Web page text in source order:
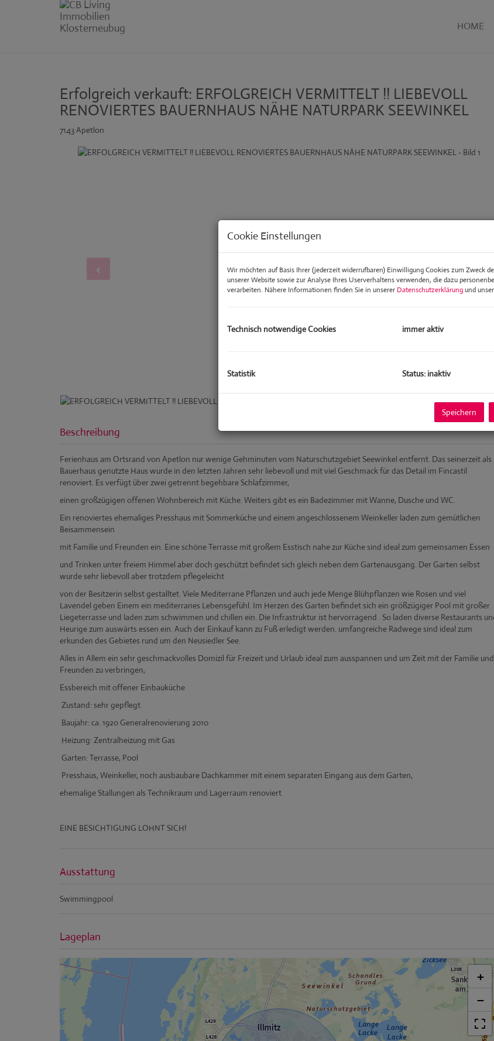
HOME
Erfolgreich verkauft: ERFOLGREICH VERMITTELT !! LIEBEVOLL
RENOVIERTES BAUERNHAUS NÄHE NATURPARK SEEWINKEL
7143 Apetlon
Beschreibung
Ferienhaus am Ortsrand von Apetlon nur wenige Gehminuten vom Naturschutzgebiet Seewinkel entfernt. Das seinerzeit als
Bauerhaus genutzte Haus wurde in den letzten Jahren sehr liebevoll und mitviel Geschmack für das Detail im Fincastil
renoviert. Es verfügt über zwei getrennt begehbare Schlafzimmer,
einen großzügigen offenen Wohnbereich mit Küche. Weiters gibt es ein Badezimmer mit Wanne, Dusche und WC.
Ein renoviertes ehemaliges Presshaus mit Sommerküche und einem angeschlossenem Weinkeller laden zum gemütlichen
Beisammensein
mit Familie und Freunden ein. Eine schöne Terrasse mit großem Esstisch nahe zur Küche sind ideal zum gemeinsamen Essen
und Trinken unter freiem Himmel aber doch geschützt befindet sich gleich neben dem Gartenausgang. Der Garten selbst
wurde sehr liebevoll aber trotzdem pflegeleicht
von der Besitzerin selbst gestalltet. Viele Mediterrane Pflanzen und auch jede Menge Blühpflanzen wie Rosen und viel
Lavendel geben Einem ein mediterranes Lebensgefühl. Im Herzen des Garten befindet sich ein größzügiger Pool mit großer
Liegeterrasse und laden zum schwimmen und chillen ein. Die Infrastruktur ist hervorragend . So laden diverse Restaurants
Heurige zum auswärts essen ein. Auch der Einkauf kann zu Fuß erledigt werden. umfangreiche Radwege sind ideal zum
erkunden des Gebietes rund um den Neusiedler See.
Alles in Allem ein sehr geschmackvolles Domizil für Freizeit und Urlaub ideal zum ausspannen und um Zeit mit der Familie und
Freunden zu verbringen,
Essbereich mit offener Einbauküche
Zustand: sehr gepflegt
Baujahr: ca. 1920 Generalrenovierung 2010
Heizung: Zentralheizung mit Gas
Garten: Terrasse, Pool
Presshaus, Weinkeller, noch ausbaubare Dachkammer mit einem separaten Eingang aus dem Garten,
ehemalige Stallungen als Technikraum und Lagerraum renoviert
EINE BESICHTIGUNG LOHNT SICH!
Ausstattung
Swimmingpool
Lageplan
+
−
Cookie Einstellungen
Wir möchten auf Basis Ihrer (jederzeit widerrufbaren) Einwilligung Cookies zum Zweck
unserer Website sowie zur Analyse Ihres Userverhaltens verwenden, die dazu
verarbeiten. Nähere Informationen finden Sie in unserer Datenschutzerklärungund
Technisch notwendige Cookies immer aktiv
Statistik Status: inaktiv
Speichern